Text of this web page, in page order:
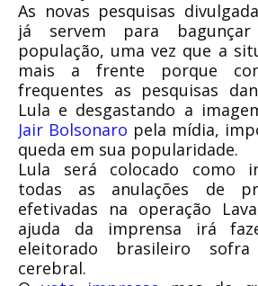
As novas pesquisas
já servem para
população, uma vez que a
mais a frente porque
frequentes as pesquisas
Lula e desgastando a
Jair Bolsonaro pela mídia,
queda em sua popularidade.
Lula será colocado como
todas as anulações de
efetivadas na operação
ajuda da imprensa irá
eleitorado brasileiro
cerebral.